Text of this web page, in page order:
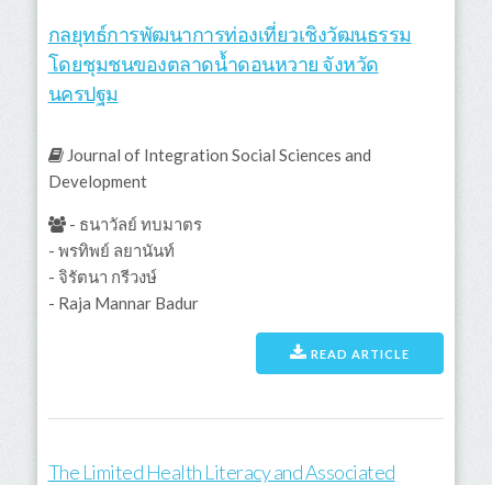
กลยุทธ์การพัฒนาการท่องเที่ยวเชิงวัฒนธรรม
โดยชุมชนของตลาดน้ำดอนหวาย จังหวัด
นครปฐม
Journal of Integration Social Sciences and
Development
- ธนาวัลย์ ทบมาตร
- พรทิพย์ ลยานันท์
- จิรัตนา กรีวงษ์
- Raja Mannar Badur
READ ARTICLE
The Limited Health Literacy and Associated